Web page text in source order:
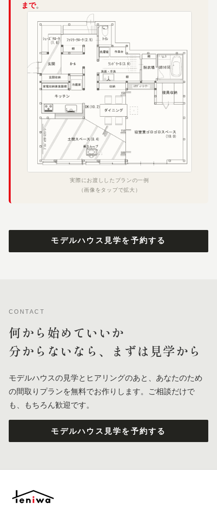
まで。
実際にお渡ししたプランの一例
（画像をタップで拡大）
モデルハウス見学を予約する
CONTACT
何から 始めていいか
分からないなら、
まずは 見学から
モデルハウスの見学とヒアリングのあと、あなたのため
の間取りプランを無料でお作りします。ご相談だけで
も、もちろん歓迎です。
モデルハウス見学を予約する